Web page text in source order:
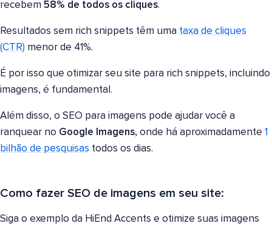
recebem 58% de todos os cliques.
Resultados sem rich snippets têm uma taxa de cliques
(CTR) menor de 41%.
É por isso que otimizar seu site para rich snippets, incluindo
imagens, é fundamental.
Além disso, o SEO para imagens pode ajudar você a
ranquear no Google Imagens, onde há aproximadamente 1
bilhão de pesquisas todos os dias.
Como fazer SEO de imagens em seu site:
Siga o exemplo da HiEnd Accents e otimize suas imagens